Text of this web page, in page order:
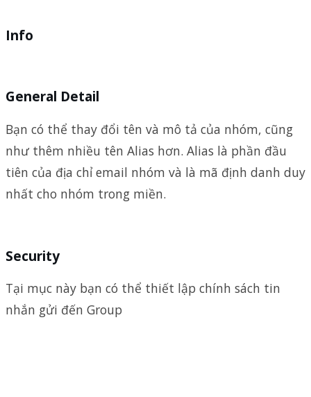
Info
General Detail
Bạn có thể thay đổi tên và mô tả của nhóm, cũng
như thêm nhiều tên Alias hơn. Alias là phần đầu
tiên của địa chỉ email nhóm và là mã định danh duy
nhất cho nhóm trong miền.
Security
Tại mục này bạn có thể thiết lập chính sách tin
nhắn gửi đến Group